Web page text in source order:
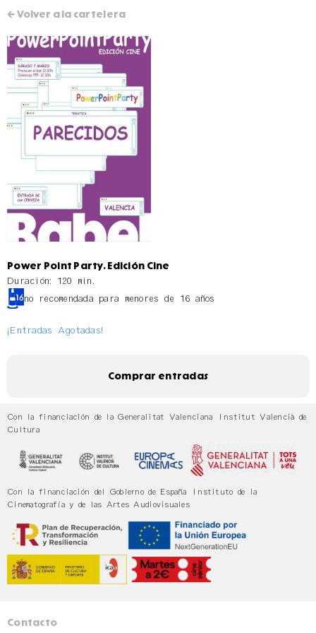
← Volver a la cartelera
Power Point Party. Edición Cine
Duración: 120 min.
no recomendada para menores de 16 años
¡Entradas Agotadas!
Comprar entradas
Con la financiación de la Generalitat Valenciana Institut Valencià de
Cultura
Con la financiación del Gobierno de España Instituto de la
Cinematografía y de las Artes Audiovisuales
Contacto